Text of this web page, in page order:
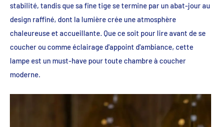
stabilité, tandis que sa fine tige se termine par un abat-jour au
design raffiné, dont la lumière crée une atmosphère
chaleureuse et accueillante. Que ce soit pour lire avant de se
coucher ou comme éclairage d'appoint d'ambiance, cette
lampe est un must-have pour toute chambre à coucher
moderne.